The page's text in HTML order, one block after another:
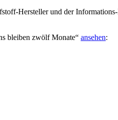
Hersteller und der
bleiben zwölf Monate“ ansehen: